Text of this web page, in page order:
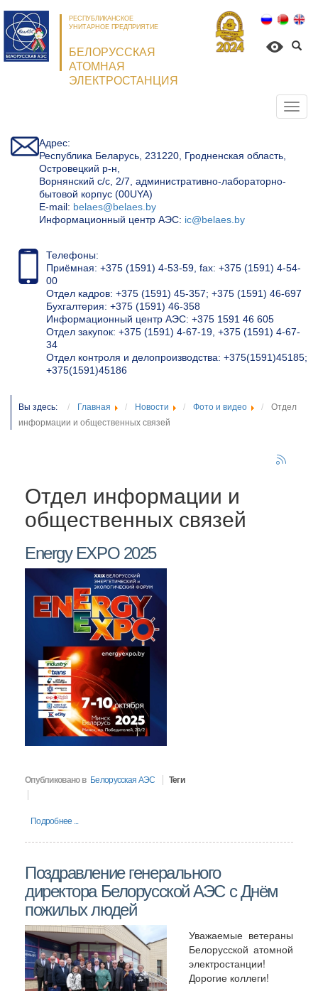
РЕСПУБЛИКАНСКОЕ
УНИТАРНОЕ ПРЕДПРИЯТИЕ
БЕЛОРУССКАЯ
АТОМНАЯ
ЭЛЕКТРОСТАНЦИЯ
Адрес:
Республика Беларусь, 231220, Гродненская область,
Островецкий р-н,
Ворнянский с/с, 2/7, административно-лабораторно-
бытовой корпус (00UYA)
Е-mail: belaes@belaes.by
Информационный центр АЭС: ic@belaes.by
Телефоны:
Приёмная: +375 (1591) 4-53-59, fax: +375 (1591) 4-54-
00
Отдел кадров: +375 (1591) 45-357; +375 (1591) 46-697
Бухгалтерия: +375 (1591) 46-358
Информационный центр АЭС: +375 1591 46 605
Отдел закупок: +375 (1591) 4-67-19, +375 (1591) 4-67-
34
Отдел контроля и делопроизводства: +375(1591)45185;
+375(1591)45186
Вы здесь: Главная Новости Фото и видео
Отдел
информации и общественных связей
Отдел информации и
общественных связей
Energy EXPO 2025
Опубликовано в Белорусская АЭС Теги
Подробнее ...
Поздравление генерального
директора Белорусской АЭС с Днём
пожилых людей
Уважаемые ветераны
Белорусской атомной
электростанции!
Дорогие коллеги!